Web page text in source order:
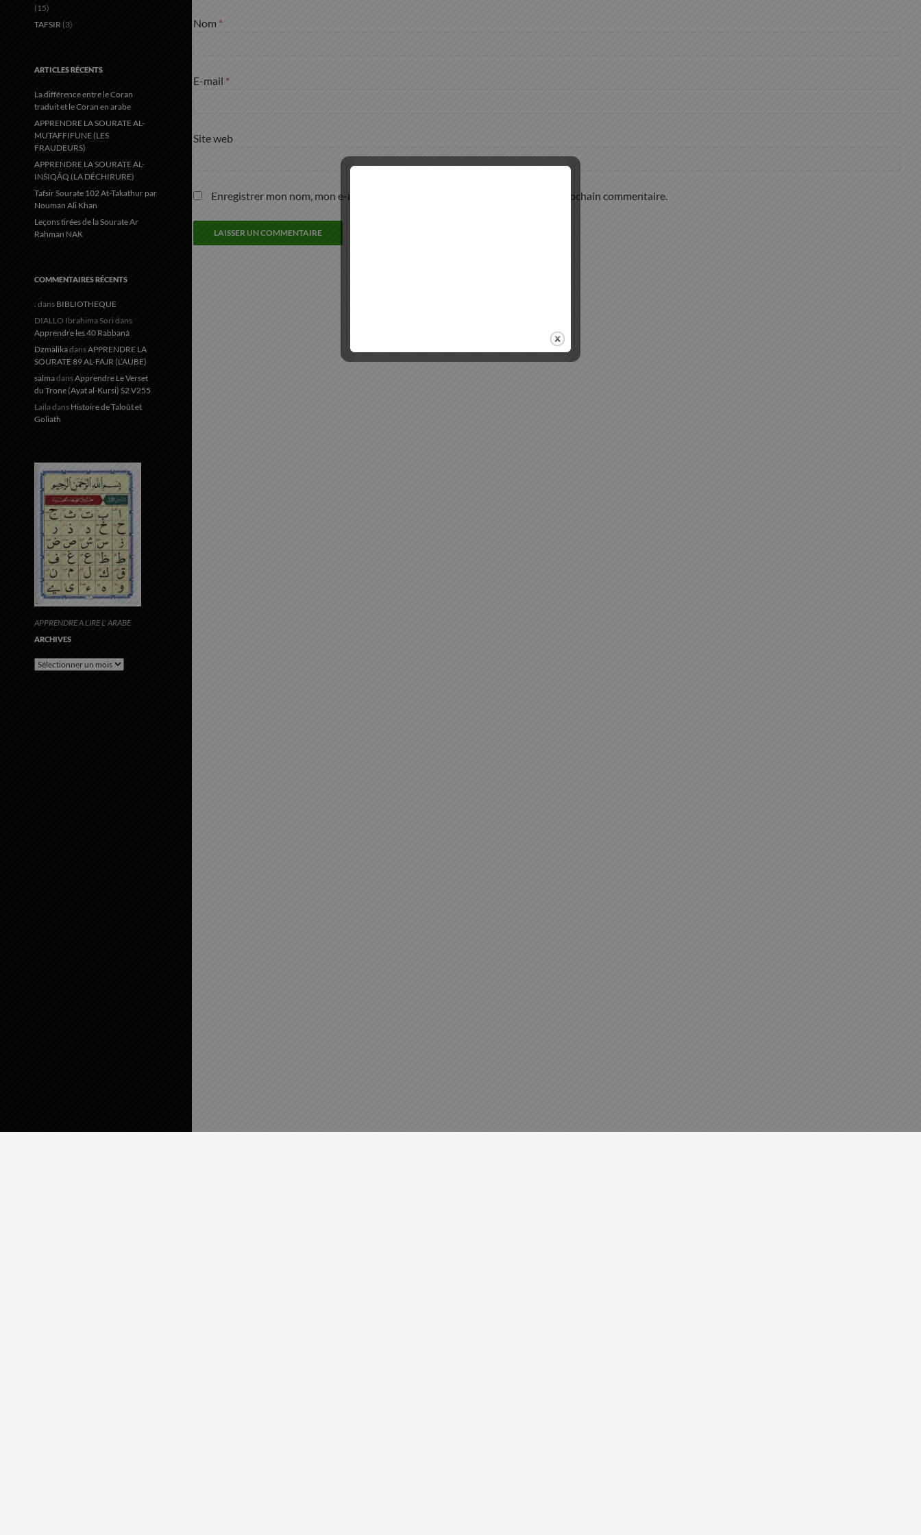
Nom *
E-mail *
Site web
Enregistrer mon nom, mon e-mail et mon site dans le navigateur pour mon prochain commentaire.
(15)
TAFSIR (3)
ARTICLES RÉCENTS
La différence entre le Coran
traduit et le Coran en arabe
APPRENDRE LA SOURATE AL-
MUTAFFIFUNE (LES
FRAUDEURS)
APPRENDRE LA SOURATE AL-
INŠIQĀQ (LA DÉCHIRURE)
Tafsir Sourate 102 At-Takathur par
Nouman Ali Khan
Leçons tirées de la Sourate Ar
Rahman NAK
COMMENTAIRES RÉCENTS
dans BIBLIOTHEQUE
DIALLO Ibrahima Sori dans
Apprendre les 40 Rabbanâ
DzmalikadansAPPRENDRE LA
SOURATE 89 AL-FAJR (L’AUBE)
salmadansApprendre Le Verset
du Trone (Ayat al-Kursi) S2 V255
Lailadans Histoire de Taloût et
Goliath
APPRENDRE A LIRE L' ARABE
ARCHIVES
Archives